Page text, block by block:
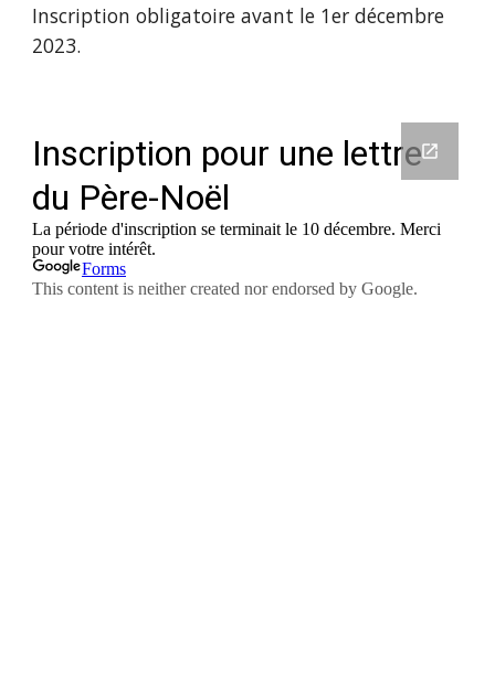
Inscription obligatoire avant le 1er décembre
2023.